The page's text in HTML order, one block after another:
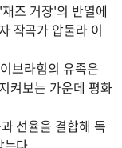
즈 거장'의 반열에
작곡가 압둘라 이
브라힘의 유족은
켜보는 가운데 평화
선율을 결합해 독